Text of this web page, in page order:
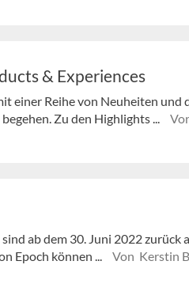
& Experiences
einer Reihe von Neuheiten und
Zu den Highlights ...
ab dem 30. Juni 2022 zurück
Epoch können ...
Von Kerstin